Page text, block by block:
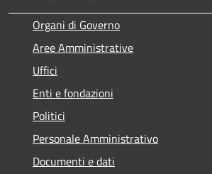
Organi di Governo
Aree Amministrative
Uffici
Enti e fondazioni
Politici
Personale Amministrativo
Documenti e dati